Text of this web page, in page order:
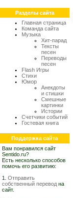
Разделы сайта
Главная страница
Команда сайта
Музыка
Хит-парад
Тексты
песен
Переводы
песен
Flash Игры
Стихи
Юмор
Анекдоты
и стишки
Смешные
картинки
Истории
Счетчики событий
Гостевая книга
Поддержка сайта
Вам понравился сайт
Sentido.ru?
Есть несколько способов
помочь его развитию:
1. Отправить
собственный перевод на
сайт.